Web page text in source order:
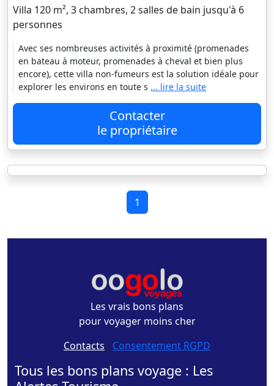
Villa 120 m², 3 chambres, 2 salles de bain jusqu'à 6
personnes
Avec ses nombreuses activités à proximité (promenades
en bateau à moteur, promenades à cheval et bien plus
encore), cette villa non-fumeurs est la solution idéale pour
explorer les environs en toute s ... lire la suite
Contacter
le propriétaire
1
Les vrais bons plans
pour voyager moins cher
Contacts - Consentement RGPD
Tous les bons plans voyage : Les